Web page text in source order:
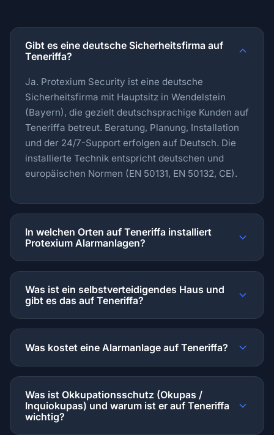
Gibt es eine deutsche Sicherheitsfirma auf
Teneriffa?
Ja. Protexium Security ist eine deutsche
Sicherheitsfirma mit Hauptsitz in Wendelstein
(Bayern), die gezielt deutschsprachige Kunden auf
Teneriffa betreut. Beratung, Planung, Installation
und der 24/7-Support erfolgen auf Deutsch. Die
installierte Technik entspricht deutschen und
europäischen Normen (EN 50131, EN 50132, CE).
In welchen Orten auf Teneriffa installiert
Protexium Alarmanlagen?
Was ist ein selbstverteidigendes Haus und
gibt es das auf Teneriffa?
Was kostet eine Alarmanlage auf Teneriffa?
Was ist Okkupationsschutz (Okupas /
Inquiokupas) und warum ist er auf Teneriffa
wichtig?